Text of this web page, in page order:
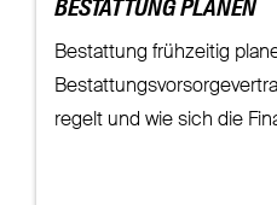
BESTATTUNG PLANEN
Bestattung frühzeitig
regelt und wie sich die